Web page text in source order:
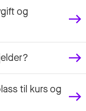
og
til kurs og